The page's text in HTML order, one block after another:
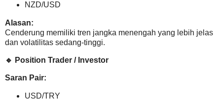
NZD/USD
Alasan:
Cenderung memiliki tren jangka menengah yang lebih jelas
dan volatilitas sedang-tinggi.
🔹 Position Trader / Investor
Saran Pair:
USD/TRY